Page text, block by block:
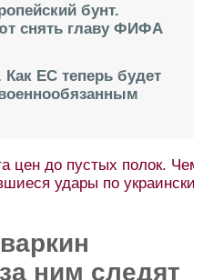
бунт.
снять главу ФИФА
ЕС теперь будет
Чем опасны
торговым
ним следят